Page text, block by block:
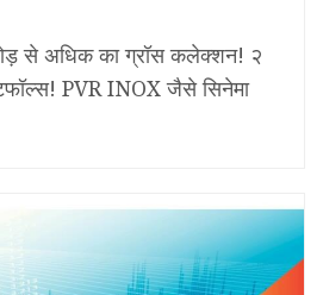
से अधिक का ग्रॉस कलेक्शन! २
PVR INOX जैसे सिनेमा